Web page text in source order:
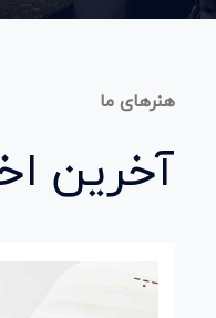
هنرهای ما
آخرین